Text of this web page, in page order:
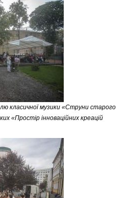
класичної музики «Струни старого
«Простір інноваційних креацій